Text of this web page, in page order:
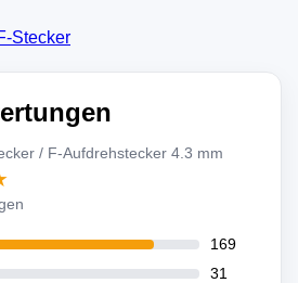
Stecker
/ F-Aufdrehstecker 4.3 mm
169
31